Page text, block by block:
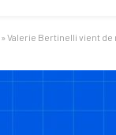
» Valerie Bertinelli vient